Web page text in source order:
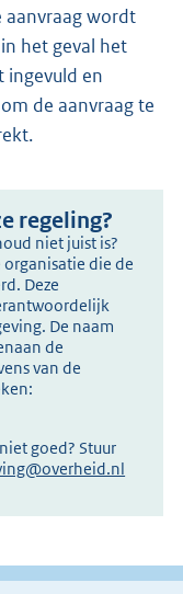
aanvraag wordt
het geval het
ingevuld en
de aanvraag te
regeling?
niet juist is?
die de
Deze
De naam
de
van de
goed? Stuur